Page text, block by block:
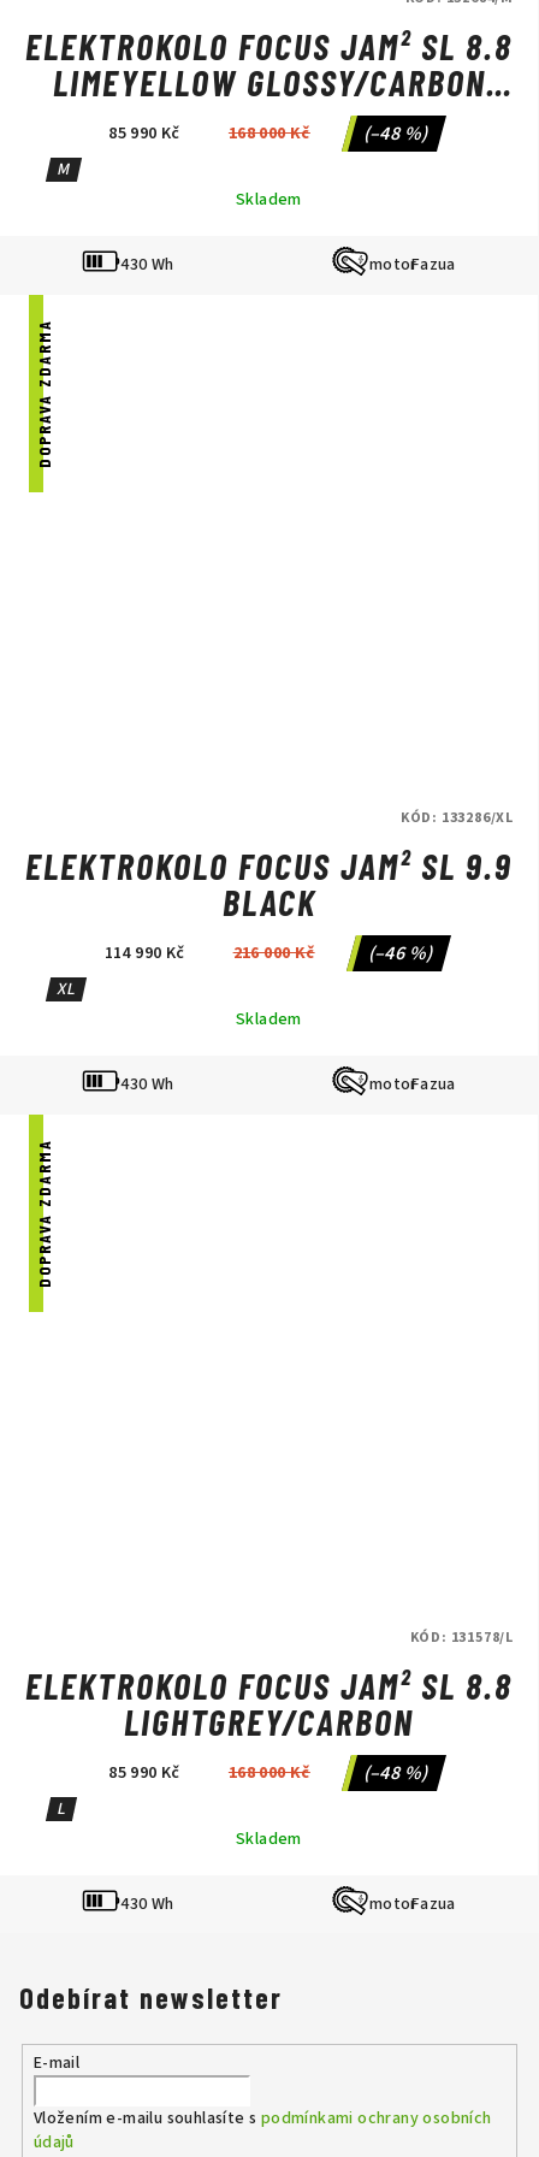
ELEKTROKOLO FOCUS JAM² SL 8.8
LIMEYELLOW GLOSSY/CARBON
RAW GLOSSY
85 990 Kč 168 000 Kč (–48 %)
M
Skladem
430 Wh Fazua
DOPRAVA ZDARMA
ELEKTROKOLO FOCUS JAM² SL 9.9
BLACK
114 990 Kč 216 000 Kč (–46 %)
XL
Skladem
KÓD: 133286/XL
430 Wh Fazua
DOPRAVA ZDARMA
ELEKTROKOLO FOCUS JAM² SL 8.8
LIGHTGREY/CARBON
85 990 Kč 168 000 Kč (–48 %)
L
Skladem
KÓD: 131578/L
430 Wh Fazua
Odebírat newsletter
E-mail
Vložením e-mailu souhlasíte s podmínkami ochrany osobních
údajů